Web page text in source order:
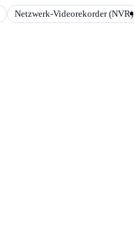
Netzwerk-Videorekorder (NVR)